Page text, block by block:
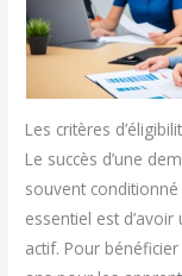
Les critères
Le succès d’une
souvent
essentiel est d’avoir
actif. Pour